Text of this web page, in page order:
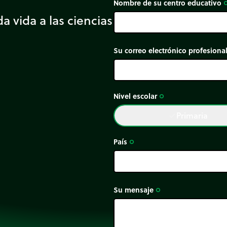
una figura. Dos
áreas diferentes o
vida a las ciencias
Nombre de su centro educativo
Su correo electrónico profesional
Nivel escolar trip_origin
País trip_origin
Su mensaje trip_origin